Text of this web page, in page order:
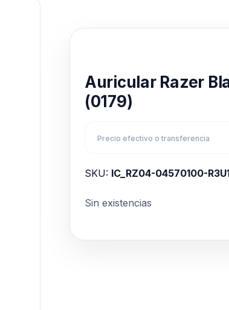
Auricular Razer
(0179)
Precio efectivo o transferencia
SKU: IC_RZ04-04570100-
Sin existencias